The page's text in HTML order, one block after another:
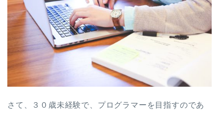
さて、３０歳未経験で、プログラマーを目指すのであ